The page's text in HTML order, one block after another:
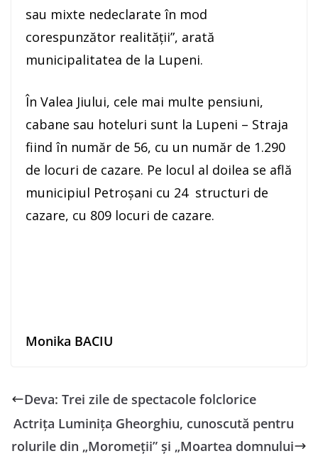
sau mixte nedeclarate în mod
corespunzător realității”, arată
municipalitatea de la Lupeni.
În Valea Jiului, cele mai multe pensiuni,
cabane sau hoteluri sunt la Lupeni – Straja
fiind în număr de 56, cu un număr de 1.290
de locuri de cazare. Pe locul al doilea se află
municipiul Petroșani cu 24 structuri de
cazare, cu 809 locuri de cazare.
Monika BACIU
Deva: Trei zile de spectacole folclorice
Actriţa Luminiţa Gheorghiu, cunoscută pentru
rolurile din „Moromeţii” şi „Moartea domnului